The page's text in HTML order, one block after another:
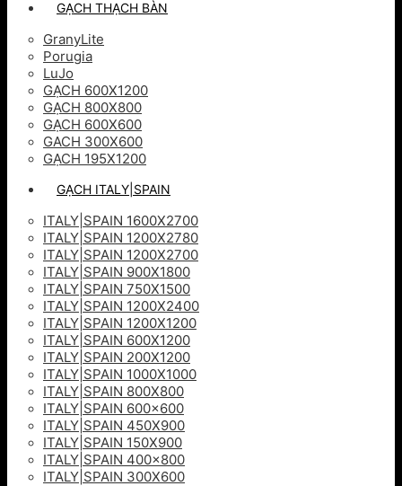
GẠCH THẠCH BÀN
GranyLite
Porugia
LuJo
GẠCH 600X1200
GẠCH 800X800
GẠCH 600X600
GACH 300X600
GẠCH 195X1200
GẠCH ITALY|SPAIN
ITALY|SPAIN 1600X2700
ITALY|SPAIN 1200X2780
ITALY|SPAIN 1200X2700
ITALY|SPAIN 900X1800
ITALY|SPAIN 750X1500
ITALY|SPAIN 1200X2400
ITALY|SPAIN 1200X1200
ITALY|SPAIN 600X1200
ITALY|SPAIN 200X1200
ITALY|SPAIN 1000X1000
ITALY|SPAIN 800X800
ITALY|SPAIN 600×600
ITALY|SPAIN 450X900
ITALY|SPAIN 150X900
ITALY|SPAIN 400×800
ITALY|SPAIN 300X600